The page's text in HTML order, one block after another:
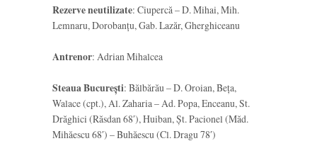
Rezerve neutilizate: Ciupercă – D. Mihai, Mih.
Lemnaru, Dorobanțu, Gab. Lazăr, Gherghiceanu
Antrenor: Adrian Mihalcea
Steaua București: Bălbărău – D. Oroian, Beța,
Walace (cpt.), Al. Zaharia – Ad. Popa, Enceanu, St.
Drăghici (Răsdan 68′), Huiban, Șt. Pacionel (Măd.
Mihăescu 68′) – Buhăescu (Cl. Dragu 78′)